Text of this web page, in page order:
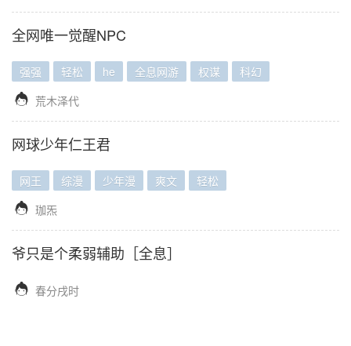
全网唯一觉醒NPC
强强 轻松 he 全息网游 权谋 科幻
 荒木泽代
网球少年仁王君
网王 综漫 少年漫 爽文 轻松
 珈炁
爷只是个柔弱辅助［全息］
 春分戌时